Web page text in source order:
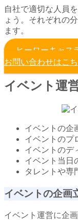
自社で適切な人員
ょう。それぞれの
ます。
ヒーローキャス
お問い合わせはこ
イベント運
イベントの企
イベントのプ
イベントのデ
イベント当日
タレントや専
イベントの企画
イベント運営に企